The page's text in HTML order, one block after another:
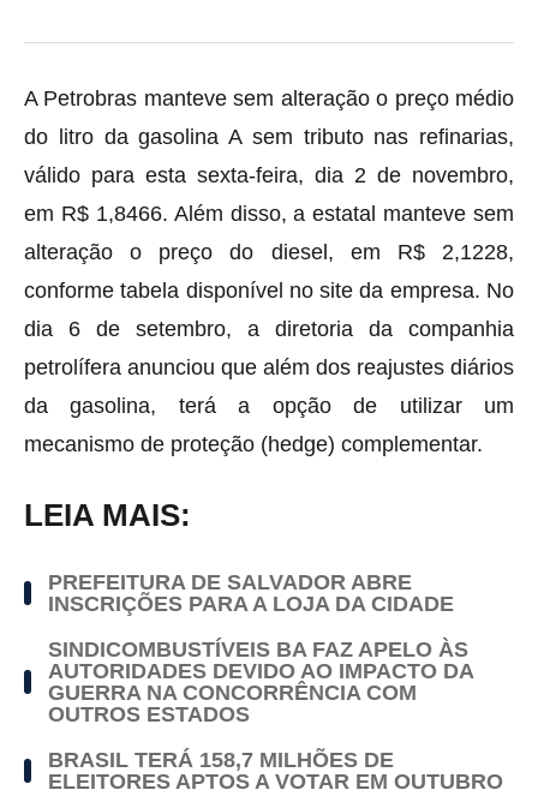
A Petrobras manteve sem alteração o preço médio
do litro da gasolina A sem tributo nas refinarias,
válido para esta sexta-feira, dia 2 de novembro,
em R$ 1,8466. Além disso, a estatal manteve sem
alteração o preço do diesel, em R$ 2,1228,
conforme tabela disponível no site da empresa. No
dia 6 de setembro, a diretoria da companhia
petrolífera anunciou que além dos reajustes diários
da gasolina, terá a opção de utilizar um
mecanismo de proteção (hedge) complementar.
LEIA MAIS:
PREFEITURA DE SALVADOR ABRE
INSCRIÇÕES PARA A LOJA DA CIDADE
SINDICOMBUSTÍVEIS BA FAZ APELO ÀS
AUTORIDADES DEVIDO AO IMPACTO DA
GUERRA NA CONCORRÊNCIA COM
OUTROS ESTADOS
BRASIL TERÁ 158,7 MILHÕES DE
ELEITORES APTOS A VOTAR EM OUTUBRO